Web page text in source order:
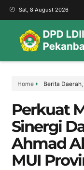
Sat, 8 August 2026
Home Berita Daerah,
Perkuat
Sinergi
Ahmad
MUI